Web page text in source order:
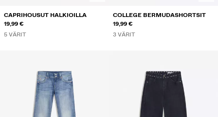
CAPRIHOUSUT HALKIOILLA
19,99 €
5 VÄRIT
COLLEGE BERMUDASHORTSIT
19,99 €
3 VÄRIT